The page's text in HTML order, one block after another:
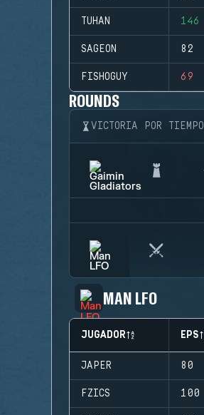
TUHAN 146
SAGEON 82
FISHOGUY 69
ROUNDS
VICTORIA POR TIEMPO
MAN LFO
JUGADOR EPS
JAPER 80
FZICS 100